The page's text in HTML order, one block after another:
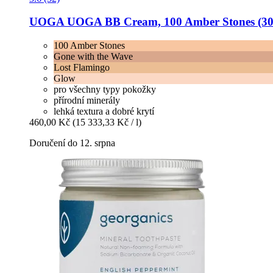
UOGA UOGABB Cream, 100 Amber Stones
100 Amber Stones
Gone with the Wave
Lost Flamingo
Glow
pro všechny typy pokožky
přírodní minerály
lehká textura a dobré krytí
460,00 Kč (15 333,33 Kč / l)
Doručení do 12. srpna